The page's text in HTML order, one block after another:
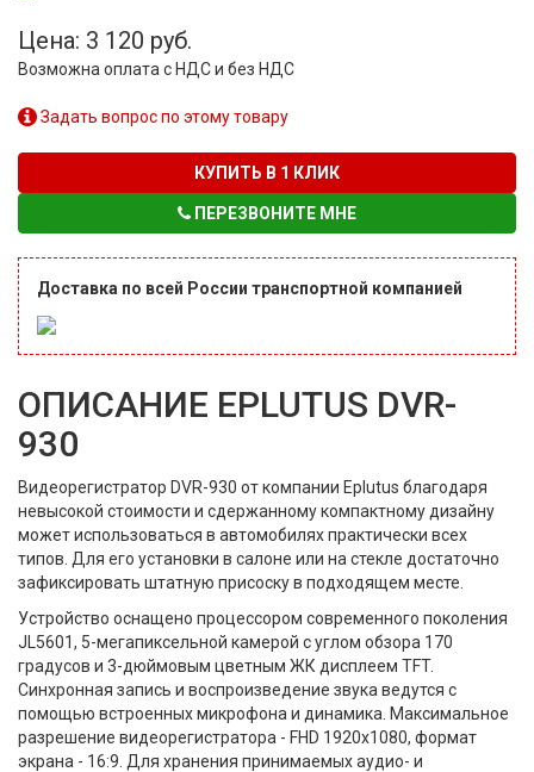
Цена: 3 120 руб.
Возможна оплата с НДС и без НДС
Задать вопрос по этому товару
КУПИТЬ В 1 КЛИК
ПЕРЕЗВОНИТЕ МНЕ
Доставка по всей России транспортной компанией
ОПИСАНИЕ EPLUTUS DVR-
930
Видеорегистратор DVR-930 от компании Eplutus благодаря
невысокой стоимости и сдержанному компактному дизайну
может использоваться в автомобилях практически всех
типов. Для его установки в салоне или на стекле достаточно
зафиксировать штатную присоску в подходящем месте.
Устройство оснащено процессором современного поколения
JL5601, 5-мегапиксельной камерой с углом обзора 170
градусов и 3-дюймовым цветным ЖК дисплеем TFT.
Синхронная запись и воспроизведение звука ведутся с
помощью встроенных микрофона и динамика. Максимальное
разрешение видеорегистратора - FHD 1920x1080, формат
экрана - 16:9. Для хранения принимаемых аудио- и